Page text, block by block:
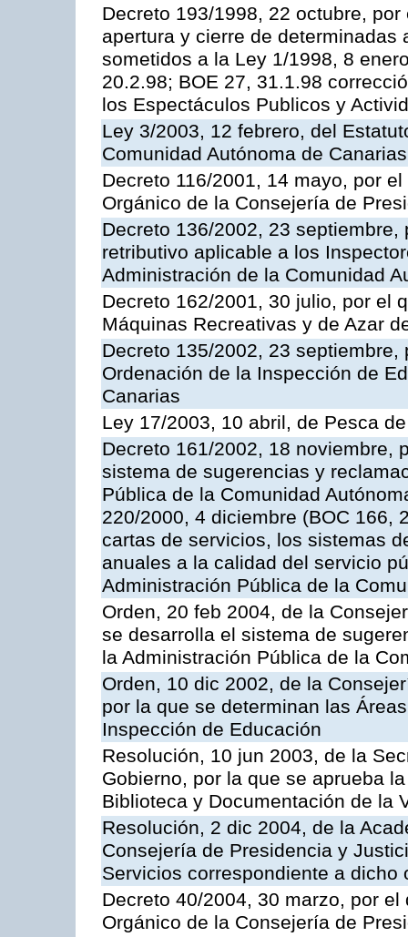
Decreto 193/1998, 22 octubre,
apertura y cierre de
sometidos a la Ley 1/1998, 8
20.2.98; BOE 27, 31.1.98
los Espectáculos Publicos y
Ley 3/2003, 12 febrero, del
Comunidad Autónoma de Canarias
Decreto 116/2001, 14 mayo, por
Orgánico de la Consejería de
Decreto 136/2002, 23
retributivo aplicable a los
Administración de la Comunidad
Decreto 162/2001, 30 julio, por el
Máquinas Recreativas y de Azar
Decreto 135/2002, 23
Ordenación de la Inspección de
Canarias
Ley 17/2003, 10 abril, de Pesca
Decreto 161/2002, 18 noviembre,
sistema de sugerencias y
Pública de la Comunidad
220/2000, 4 diciembre (BOC 166,
cartas de servicios, los sistemas
anuales a la calidad del servicio
Administración Pública de la
Orden, 20 feb 2004, de la
se desarrolla el sistema de
la Administración Pública de la
Orden, 10 dic 2002, de la
por la que se determinan las
Inspección de Educación
Resolución, 10 jun 2003, de la
Gobierno, por la que se aprueba
Biblioteca y Documentación de la
Resolución, 2 dic 2004, de la
Consejería de Presidencia y
Servicios correspondiente a dicho
Decreto 40/2004, 30 marzo, por
Orgánico de la Consejería de